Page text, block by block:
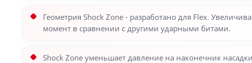
Геометрия Shock Zone - разработано для Flex.
момент в сравнении с другими ударными битами.
Shock Zone уменьшает давление на наконечник